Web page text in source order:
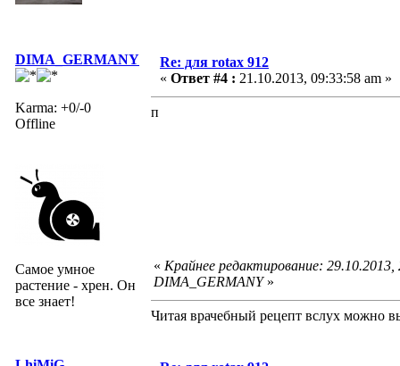
DIMA_GERMANY
Karma: +0/-0
Offline
Самое умное
растение - хрен. Он
все знает!
Re: для rotax 912
« Ответ #4 : 21.10.2013, 09:33:58 am »
п
« Крайнее редактирование:
DIMA_GERMANY»
Читая врачебный рецепт вслух можно